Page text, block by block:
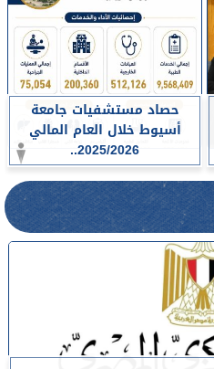
حصاد مستشفيات جامعة
أسيوط خلال العام المالي
2025/2026..